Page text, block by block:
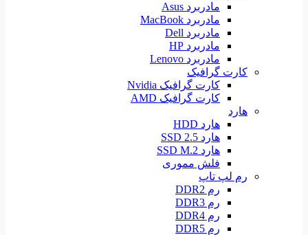
مادربرد Asus
مادربرد MacBook
مادربرد Dell
مادربرد HP
مادربرد Lenovo
کارت گرافیک
کارت گرافیک Nvidia
کارت گرافیک AMD
هارد
هارد HDD
هارد SSD 2.5
هارد SSD M.2
فلش مموری
رم لپ تاپ
رم DDR2
رم DDR3
رم DDR4
رم DDR5